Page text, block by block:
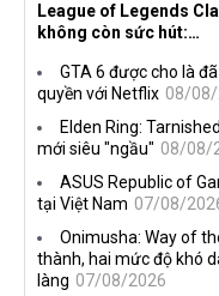
League of Legends
không còn sức hút:
chơi cũ không còn
GTA 6 được cho là
quyền với Netflix 08/
Elden Ring:
mới siêu "ngầu" 08/08/
ASUS Republic of
tại Việt Nam 07/08/
Onimusha: Way of
thành, hai mức độ khó
làng 07/08/2026